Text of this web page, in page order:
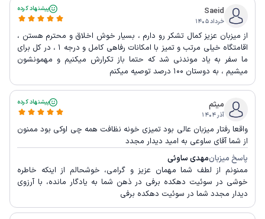
Saeid
خرداد ۱۴۰۵
پیشنهاد کرده
از میزبان عزیز کمال تشکر رو دارم ، بسیار خوش اخلاق و محترم هستن ،
اقامتگاه خیلی مرتب و تمیز با امکانات رفاهی کامل و درجه ۱ ، در کل برای
ما سفر به یاد موندنی شد که حتما باز تکرارش میکنیم و مهمونشون
میشیم ، به دوستان ۱۰۰ درصد توصیه میکنم
میثم
آذر ۱۴۰۴
پیشنهاد کرده
واقعا رفتار میزبان عالی بود تمیزی خونه نظافت همه چی اوکی بود ممنون
از شما آقای ساوعی به امید دیدار مجدد
پاسخ میزبانمهدی ساوئی
ممنونم از لطف شما مهمان عزیز و گرامی، خوشحالم از اینکه خاطره
خوشی در سوئیت دهکده برفی در ذهن شما به یادگار مانده، با آرزوی
دیدار مجدد شما در سوئیت دهکده برفی